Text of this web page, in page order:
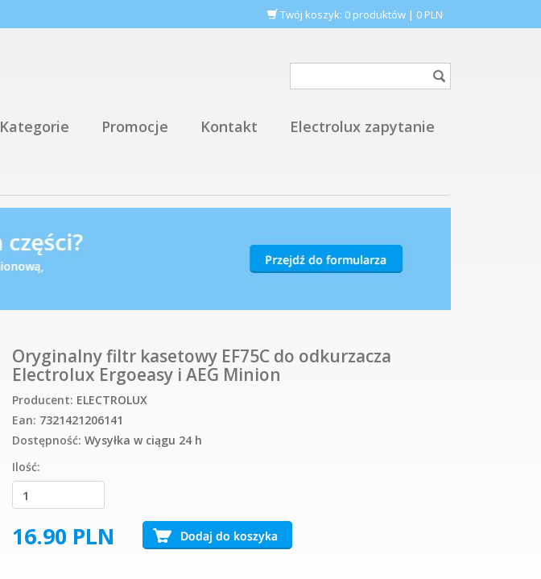
Twój koszyk: 0 produktów | 0 PLN
Kategorie Promocje Kontakt Electrolux zapytanie
Oryginalny filtr kasetowy EF75C do odkurzacza
Electrolux Ergoeasy i AEG Minion
Producent: ELECTROLUX
Ean: 7321421206141
Dostępność: Wysyłka w ciągu 24 h
Ilość:
16.90 PLN